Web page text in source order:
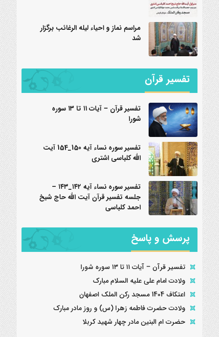
مراسم نماز و احیاء لیله الرغائب برگزار
شد
تفسیر قرآن
تفسیر قرآن – آیات ۱۱ تا ۱۳ سوره
شورا
تفسیر سوره نساء آیه 150_154 آیت
الله کلباسی اشتری
تفسیر سوره نساء آیه ۱۴۲_۱۴۳ –
جلسه تفسیر قرآن آیت الله حاج شیخ
احمد کلباسی
پرسش و پاسخ
تفسیر قرآن – آیات ۱۱ تا ۱۳ سوره شورا
ولادت امام علی علیه السلام مبارک
اعتکاف 1404 مسجد رکن الملک اصفهان
ولادت حضرت فاطمه زهرا (س) و روز مادر مبارک
حضرت ام البنین مادر چهار شهید کربلا